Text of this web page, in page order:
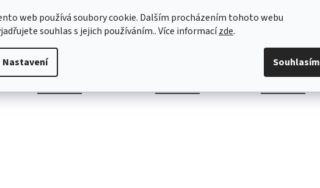
web používá soubory cookie. Dalším procházením tohoto webu
souhlas s jejich používáním.. Více informacízde.
Nastavení Souhlasím
šperk dáváte jako dárek nebo si uděláte radost sami sobě